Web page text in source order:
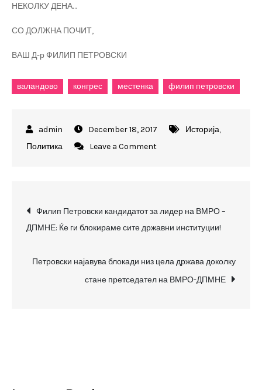
НЕКОЛКУ ДЕНА…
СО ДОЛЖНА ПОЧИТ,
ВАШ Д-р ФИЛИП ПЕТРОВСКИ
валандово конгрес местенка филип петровски
December 18, 2017 Историја,
Политика
Leave a Comment
за
лидер
ВМРО
–
Post
navigation
Филип Петровски кандидатот за лидер на ВМРО –
ДПМНЕ: Ќе ги блокираме сите државни институции!
Петровски најавува блокади низ цела држава доколку
стане претседател на ВМРО-ДПМНЕ